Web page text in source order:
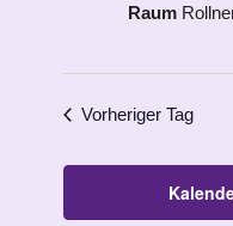
Raum
Vorheriger Tag